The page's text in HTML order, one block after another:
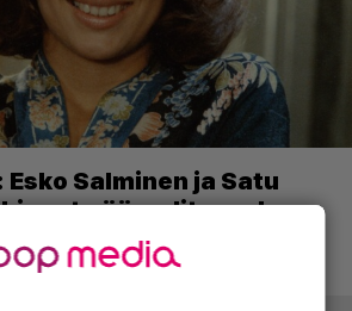
Salminen ja Satu
pääroolit vuoden